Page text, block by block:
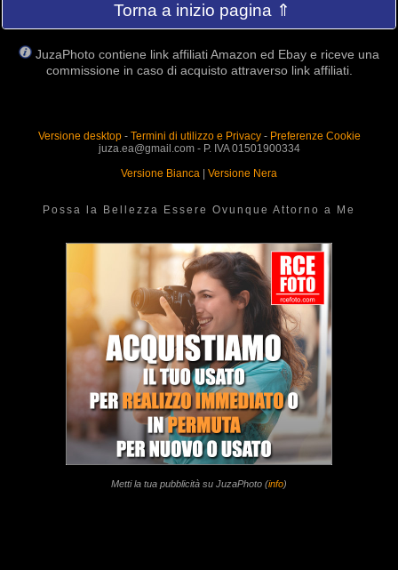
Torna a inizio pagina ⇑
JuzaPhoto contiene link affiliati Amazon ed Ebay e riceve una
commissione in caso di acquisto attraverso link affiliati.
Versione desktop- Termini di utilizzo e Privacy- Preferenze Cookie
juza.ea@gmail.com - P. IVA 01501900334
Versione Bianca
Versione Nera
Possa la Bellezza Essere Ovunque Attorno a Me
Metti la tua pubblicità su JuzaPhoto (info)